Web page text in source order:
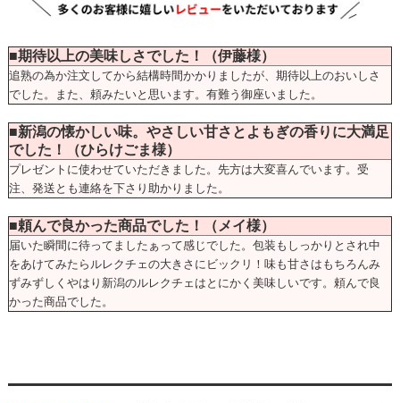
■期待以上の美味しさでした！（伊藤様）
追熟の為か注文してから結構時間かかりましたが、期待以上のおいしさ
でした。また、頼みたいと思います。有難う御座いました。
■新潟の懐かしい味。やさしい甘さとよもぎの香りに大満足
でした！（ひらけごま様）
プレゼントに使わせていただきました。先方は大変喜んでいます。受
注、発送とも連絡を下さり助かりました。
■頼んで良かった商品でした！（メイ様）
届いた瞬間に待ってましたぁって感じでした。包装もしっかりとされ中
をあけてみたらルレクチェの大きさにビックリ！味も甘さはもちろんみ
ずみずしくやはり新潟のルレクチェはとにかく美味しいです。頼んで良
かった商品でした。